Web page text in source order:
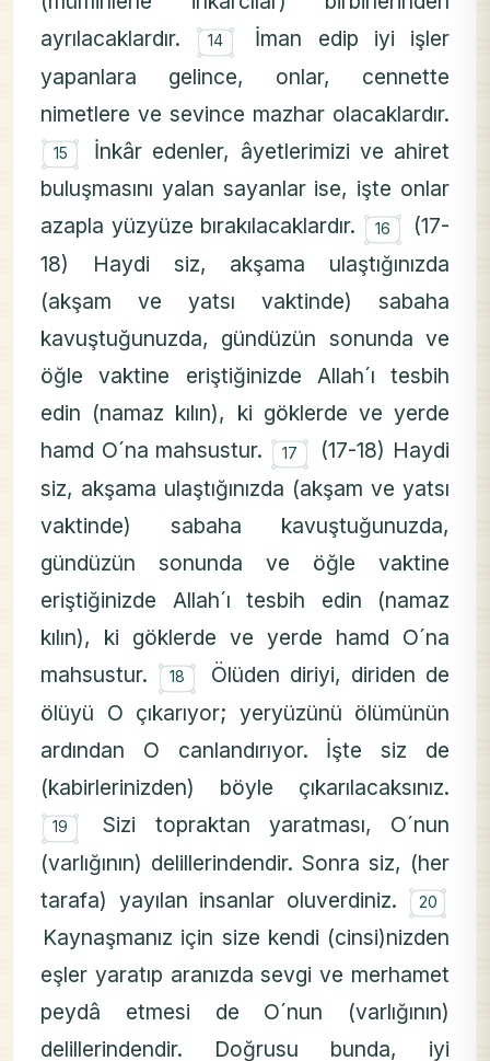
ayrılacaklardır. ۝
14
İman edip iyi işler
yapanlara gelince, onlar, cennette
nimetlere ve sevince mazhar olacaklardır.
۝
15
İnkâr edenler, âyetlerimizi ve ahiret
buluşmasını yalan sayanlar ise, işte onlar
azapla yüzyüze bırakılacaklardır. ۝
16
(17-
18) Haydi siz, akşama ulaştığınızda
(akşam ve yatsı vaktinde) sabaha
kavuştuğunuzda, gündüzün sonunda ve
öğle vaktine eriştiğinizde Allah´ı tesbih
edin (namaz kılın), ki göklerde ve yerde
hamd O´na mahsustur. ۝
17
(17-18) Haydi
siz, akşama ulaştığınızda (akşam ve yatsı
vaktinde) sabaha kavuştuğunuzda,
gündüzün sonunda ve öğle vaktine
eriştiğinizde Allah´ı tesbih edin (namaz
kılın), ki göklerde ve yerde hamd O´na
mahsustur. ۝
18
Ölüden diriyi, diriden de
ölüyü O çıkarıyor; yeryüzünü ölümünün
ardından O canlandırıyor. İşte siz de
(kabirlerinizden) böyle çıkarılacaksınız.
۝
19
Sizi topraktan yaratması, O´nun
(varlığının) delillerindendir. Sonra siz, (her
tarafa) yayılan insanlar oluverdiniz. ۝
20
Kaynaşmanız için size kendi (cinsi)nizden
eşler yaratıp aranızda sevgi ve merhamet
peydâ etmesi de O´nun (varlığının)
delillerindendir. Doğrusu bunda, iyi